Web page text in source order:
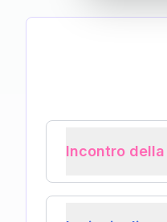
Incontro